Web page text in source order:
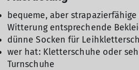
bequeme, aber
Witterung entsprechende
dünne Socken für
wer hat: Kletterschuhe oder
Turnschuhe